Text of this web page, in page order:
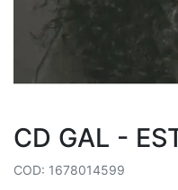
CD GAL -
COD: 1678014599